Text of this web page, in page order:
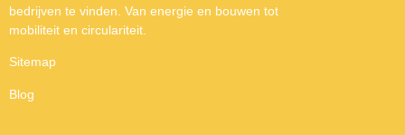
bedrijven te vinden. Van energie en bouwen tot
mobiliteit en circulariteit.
Sitemap
Blog